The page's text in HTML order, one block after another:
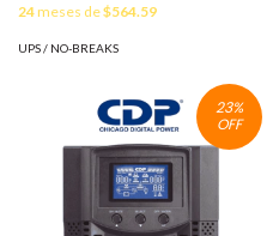
Voltaje de entrada 120VCA
#CDPDL
24meses de$564.59
UPS / NO-BREAKS
23%
OFF